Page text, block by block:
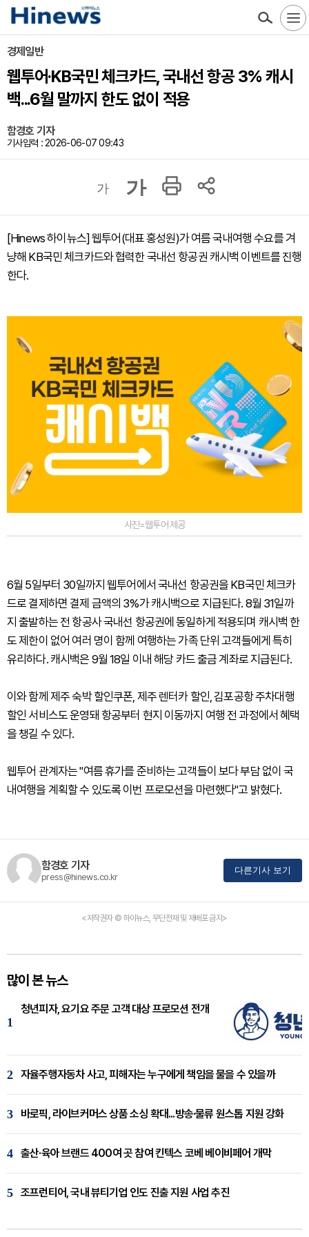
경제일반
웹투어·KB국민 체크카드, 국내선 항공 3% 캐시
백...6월 말까지 한도 없이 적용
함경호 기자
기사입력 : 2026-06-07 09:43
가 가
[Hinews 하이뉴스] 웹투어(대표 홍성원)가 여름 국내여행 수요를 겨
냥해 KB국민 체크카드와 협력한 국내선 항공권 캐시백 이벤트를 진행
한다.
사진=웹투어 제공
6월 5일부터 30일까지 웹투어에서 국내선 항공권을 KB국민 체크카
드로 결제하면 결제 금액의 3%가 캐시백으로 지급된다. 8월 31일까
지 출발하는 전 항공사 국내선 항공권에 동일하게 적용되며 캐시백 한
도 제한이 없어 여러 명이 함께 여행하는 가족 단위 고객들에게 특히
유리하다. 캐시백은 9월 18일 이내 해당 카드 출금 계좌로 지급된다.
이와 함께 제주 숙박 할인쿠폰, 제주 렌터카 할인, 김포공항 주차대행
할인 서비스도 운영돼 항공부터 현지 이동까지 여행 전 과정에서 혜택
을 챙길 수 있다.
웹투어 관계자는 "여름 휴가를 준비하는 고객들이 보다 부담 없이 국
내여행을 계획할 수 있도록 이번 프로모션을 마련했다"고 밝혔다.
함경호 기자
press@hinews.co.kr
다른기사 보기
<저작권자 © 하이뉴스, 무단전재 및 재배포 금지>
많이 본 뉴스
1
청년피자, 요기요 주문 고객 대상 프로모션 전개
2 자율주행자동차 사고, 피해자는 누구에게 책임을 물을 수 있을까
3 바로픽, 라이브커머스 상품 소싱 확대...방송·물류 원스톱 지원 강화
4 출산·육아 브랜드 400여 곳 참여 킨텍스 코베 베이비페어 개막
5 조프런티어, 국내 뷰티기업 인도 진출 지원 사업 추진